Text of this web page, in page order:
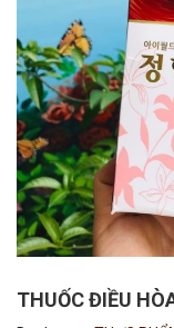
THUỐC ĐIỀU